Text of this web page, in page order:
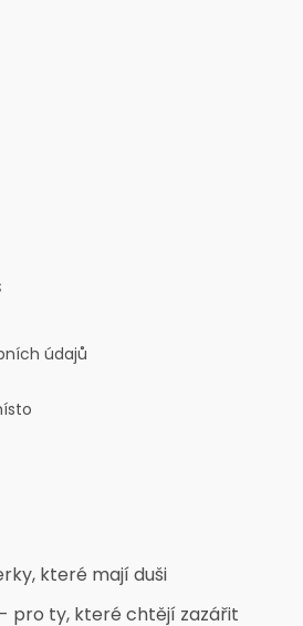
údajů
které mají duši
pro ty, které chtějí zazářit